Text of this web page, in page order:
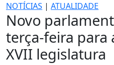
NOTÍCIAS | ATUALIDADE
Novo
terça-feira para
XVII legislatura